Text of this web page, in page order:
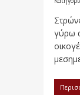
γύρω